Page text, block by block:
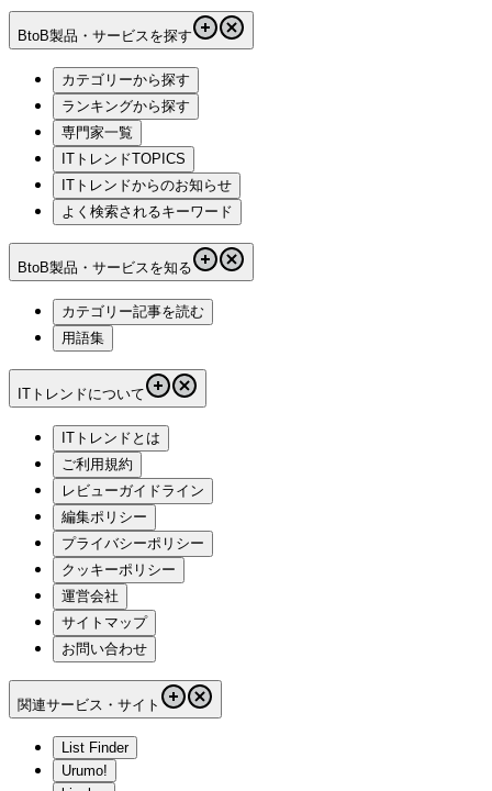
BtoB製品・サービスを探す
カテゴリーから探す
ランキングから探す
専門家一覧
ITトレンドTOPICS
ITトレンドからのお知らせ
よく検索されるキーワード
BtoB製品・サービスを知る
カテゴリー記事を読む
用語集
ITトレンドについて
ITトレンドとは
ご利用規約
レビューガイドライン
編集ポリシー
プライバシーポリシー
クッキーポリシー
運営会社
サイトマップ
お問い合わせ
関連サービス・サイト
List Finder
Urumo!